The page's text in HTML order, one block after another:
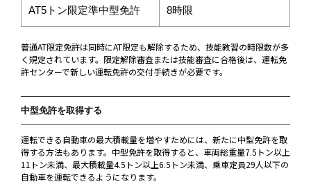
AT5トン限定準中型免許 8時限
普通AT限定免許は同時にAT限定も解除するため、技能教習の時限数が多
く規定されています。限定解除審査または技能審査に合格後は、運転免
許センターで新しい運転免許の交付手続きが必要です。
中型免許を取得する
運転できる自動車の最大積載量を増やすためには、新たに中型免許を取
得する方法もあります。中型免許を取得すると、車両総重量7.5トン以上
11トン未満、最大積載量4.5トン以上6.5トン未満、乗車定員29人以下の
自動車を運転できるようになります。